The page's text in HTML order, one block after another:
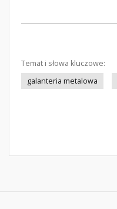
Temat i słowa kluczowe:
galanteria metalowa